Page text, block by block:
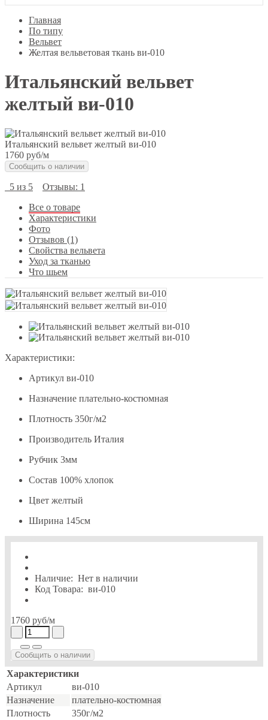
Главная
По типу
Вельвет
Желтая вельветовая ткань ви-010
Итальянский вельвет
желтый ви-010
Итальянский вельвет желтый ви-010
1760 руб/м
Сообщить о наличии
5 из 5
Отзывы: 1
Все о товаре
Характеристики
Фото
Отзывов (1)
Свойства вельвета
Уход за тканью
Что шьем
Характеристики:
Артикул ви-010
Назначение плательно-костюмная
Плотность 350г/м2
Производитель Италия
Рубчик 3мм
Состав 100% хлопок
Цвет желтый
Ширина 145см
Наличие: Нет в наличии
Код Товара: ви-010
1760 руб/м
Сообщить о наличии
Характеристики
Артикул
ви-010
Назначение
плательно-костюмная
Плотность
350г/м2